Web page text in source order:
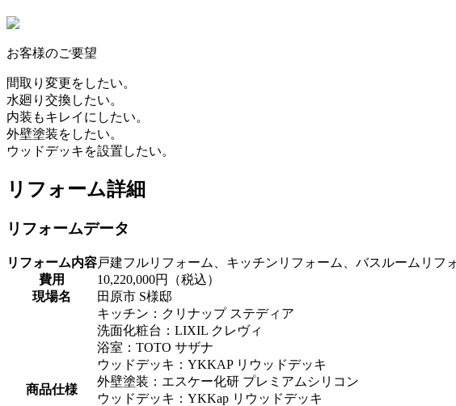
お客様のご要望
間取り変更をしたい。
水廻り交換したい。
内装もキレイにしたい。
外壁塗装をしたい。
ウッドデッキを設置したい。
リフォーム詳細
リフォームデータ
リフォーム内容戸建フルリフォーム、キッチンリフォーム、バスルームリ
費用
10,220,000円（税込）
現場名
田原市 S様邸
商品仕様
キッチン：クリナップ ステディア
洗面化粧台：LIXIL クレヴィ
浴室：TOTO サザナ
ウッドデッキ：YKKAP リウッドデッキ
外壁塗装：エスケー化研 プレミアムシリコン
ウッドデッキ：YKKap リウッドデッキ